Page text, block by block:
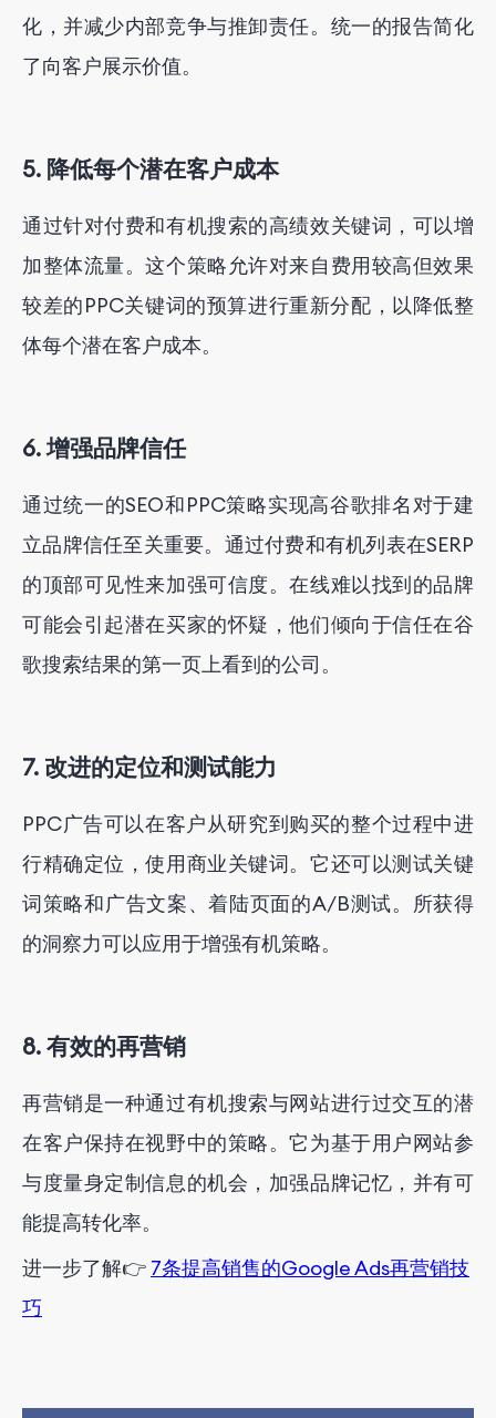
化，并减少内部竞争与推卸责任。统一的报告简化
了向客户展示价值。
5. 降低每个潜在客户成本
通过针对付费和有机搜索的高绩效关键词，可以增
加整体流量。这个策略允许对来自费用较高但效果
较差的PPC关键词的预算进行重新分配，以降低整
体每个潜在客户成本。
6. 增强品牌信任
通过统一的SEO和PPC策略实现高谷歌排名对于建
立品牌信任至关重要。通过付费和有机列表在SERP
的顶部可见性来加强可信度。在线难以找到的品牌
可能会引起潜在买家的怀疑，他们倾向于信任在谷
歌搜索结果的第一页上看到的公司。
7. 改进的定位和测试能力
PPC广告可以在客户从研究到购买的整个过程中进
行精确定位，使用商业关键词。它还可以测试关键
词策略和广告文案、着陆页面的A/B测试。所获得
的洞察力可以应用于增强有机策略。
8. 有效的再营销
再营销是一种通过有机搜索与网站进行过交互的潜
在客户保持在视野中的策略。它为基于用户网站参
与度量身定制信息的机会，加强品牌记忆，并有可
能提高转化率。
进一步了解👉 7条提高销售的Google Ads再营销技
巧